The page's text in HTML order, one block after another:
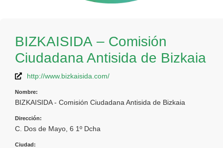
BIZKAISIDA – Comisión
Ciudadana Antisida de Bizkaia
http://www.bizkaisida.com/
Nombre:
BIZKAISIDA - Comisión Ciudadana Antisida de Bizkaia
Dirección:
C. Dos de Mayo, 6 1º Dcha
Ciudad: